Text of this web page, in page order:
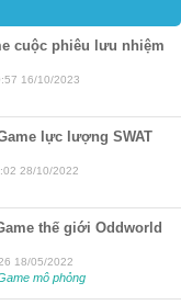
cuộc phiêu lưu nhiệm
16/10/2023
lực lượng SWAT
28/10/2022
thế giới Oddworld
18/05/2022
mô phỏng